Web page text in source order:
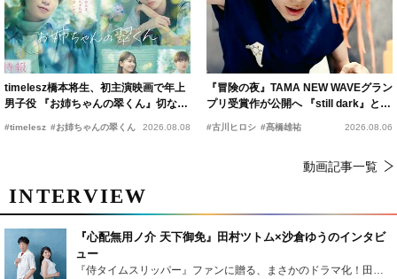
timelesz橋本将生、初主演映画で年上
男子役 『お姉ちゃんの翠くん』切ない
恋の幕開けを予感
#timelesz #お姉ちゃんの翠くん 2026.08.08
『冒険の夜』TAMA NEW WAVEグラン
プリ受賞作が公開へ 『still dark』と同
時上映決定
#古川ヒロシ #髙橋雄祐 2026.08.06
動画記事一覧
INTERVIEW
『心配無用ノ介 天下御免』田村ツトム×沙倉ゆうのインタビ
ュー
『侍タイムスリッパー』ファンに贈る、まさかのドラマ化！田村ツトム×沙倉ゆうのが語る『心配無用ノ介』撮影秘話